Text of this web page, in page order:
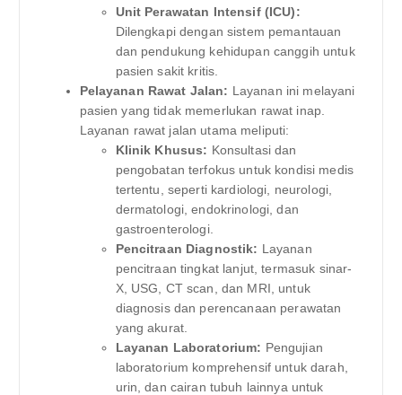
Unit Perawatan Intensif (ICU):
Dilengkapi dengan sistem pemantauan
dan pendukung kehidupan canggih untuk
pasien sakit kritis.
Pelayanan Rawat Jalan: Layanan ini melayani
pasien yang tidak memerlukan rawat inap.
Layanan rawat jalan utama meliputi:
Klinik Khusus: Konsultasi dan
pengobatan terfokus untuk kondisi medis
tertentu, seperti kardiologi, neurologi,
dermatologi, endokrinologi, dan
gastroenterologi.
Pencitraan Diagnostik: Layanan
pencitraan tingkat lanjut, termasuk sinar-
X, USG, CT scan, dan MRI, untuk
diagnosis dan perencanaan perawatan
yang akurat.
Layanan Laboratorium: Pengujian
laboratorium komprehensif untuk darah,
urin, dan cairan tubuh lainnya untuk